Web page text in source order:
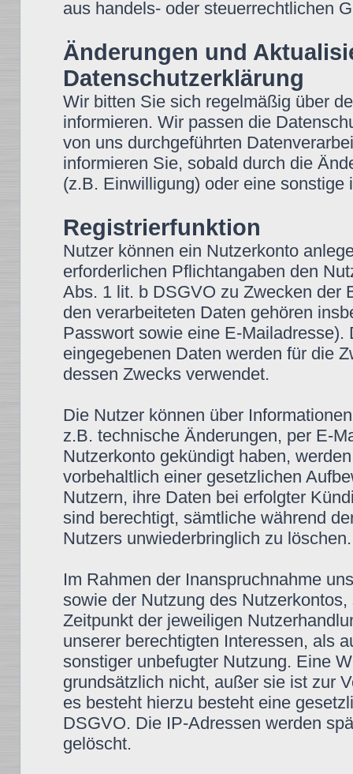
aus handels- oder steuerrechtlichen
Änderungen und
Datenschutzerklärung
Wir bitten Sie sich regelmäßig über
informieren. Wir passen die
von uns durchgeführten
informieren Sie, sobald durch die
(z.B. Einwilligung) oder eine
Registrierfunktion
Nutzer können ein Nutzerkonto
erforderlichen Pflichtangaben den
Abs. 1 lit. b DSGVO zu Zwecken der
den verarbeiteten Daten gehören
Passwort sowie eine E-
eingegebenen Daten werden für die
dessen Zwecks verwendet.
Die Nutzer können über
z.B. technische Änderungen, per E-
Nutzerkonto gekündigt haben,
vorbehaltlich einer gesetzlichen
Nutzern, ihre Daten bei erfolgter
sind berechtigt, sämtliche während
Nutzers unwiederbringlich zu löschen.
Im Rahmen der Inanspruchnahme
sowie der Nutzung des
Zeitpunkt der jeweiligen
unserer berechtigten Interessen, als
sonstiger unbefugter Nutzung. Eine
grundsätzlich nicht, außer sie ist zur
es besteht hierzu besteht eine
DSGVO. Die IP-Adressen werden
gelöscht.